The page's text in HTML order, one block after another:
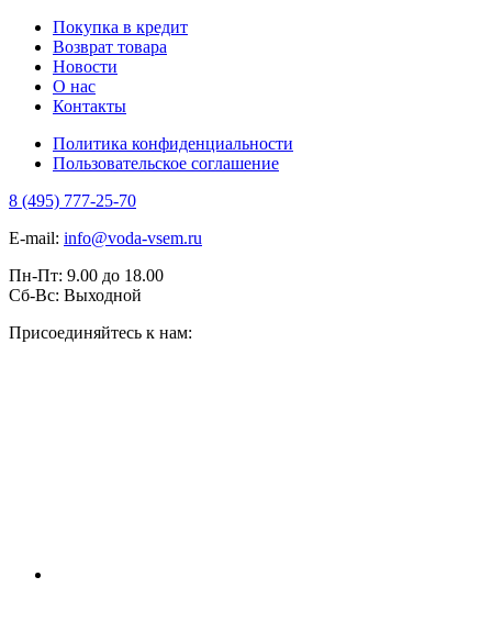
Покупка в кредит
Возврат товара
Новости
О нас
Контакты
Политика конфиденциальности
Пользовательское соглашение
8 (495) 777-25-70
E-mail: info@voda-vsem.ru
Пн-Пт: 9.00 до 18.00
Сб-Вс: Выходной
Присоединяйтесь к нам: